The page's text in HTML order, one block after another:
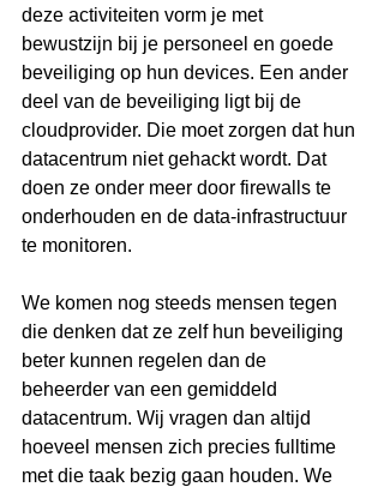
deze activiteiten vorm je met
bewustzijn bij je personeel en goede
beveiliging op hun devices. Een ander
deel van de beveiliging ligt bij de
cloudprovider. Die moet zorgen dat hun
datacentrum niet gehackt wordt. Dat
doen ze onder meer door firewalls te
onderhouden en de data-infrastructuur
te monitoren.
We komen nog steeds mensen tegen
die denken dat ze zelf hun beveiliging
beter kunnen regelen dan de
beheerder van een gemiddeld
datacentrum. Wij vragen dan altijd
hoeveel mensen zich precies fulltime
met die taak bezig gaan houden. We